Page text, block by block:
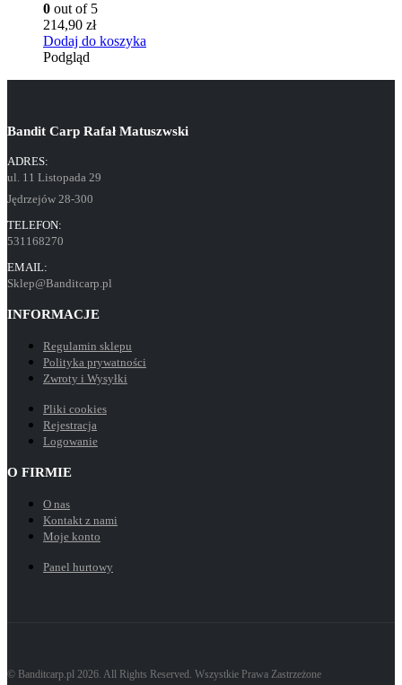
0 out of 5
214,90 zł
Dodaj do koszyka
Podgląd
Bandit Carp Rafał Matuszwski
ADRES:
ul. 11 Listopada 29
Jędrzejów 28-300
TELEFON:
531168270
EMAIL:
Sklep@Banditcarp.pl
INFORMACJE
Regulamin sklepu
Polityka prywatności
Zwroty i Wysyłki
Pliki cookies
Rejestracja
Logowanie
O FIRMIE
O nas
Kontakt z nami
Moje konto
Panel hurtowy
© Banditcarp.pl 2026. All Rights Reserved. Wszystkie Prawa Zastrzeżone